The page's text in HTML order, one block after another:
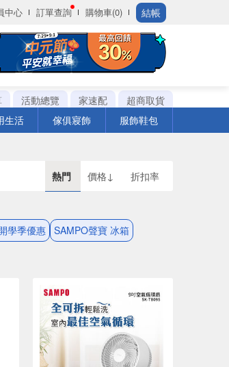
中心 訂單查詢 購物車(0) 結帳
活動總覽 家速配
超商取貨
生活 傢俱寢飾 服飾鞋包
熱門 價格↓ 折扣率
學季優惠
SAMPO聲寶 冰箱